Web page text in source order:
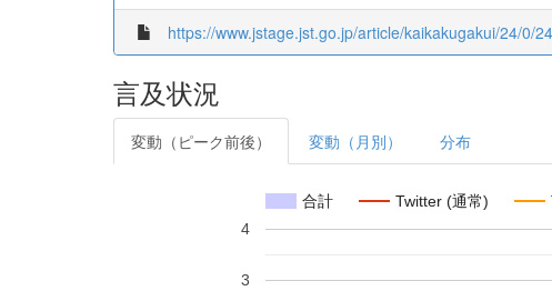
https://www.jstage.jst.go.jp/article/kaikakugakui/24/0/
言及状況
変動（ピーク前後） 変動（月別） 分布
合計 Twitter (通常)
3
4